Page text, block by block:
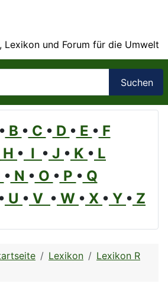
Lexikon und Forum für die Umwelt
Suchen
• B • C • D • E • F
H • I • J • K • L
• N • O • P • Q
U • V • W • X • Y • Z
Lexikon
Lexikon R